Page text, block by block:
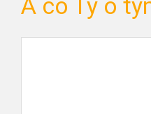
A co Ty o